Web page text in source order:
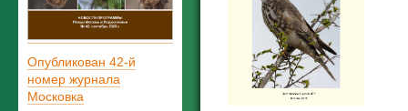
Опубликован 42-й
номер журнала
Московка